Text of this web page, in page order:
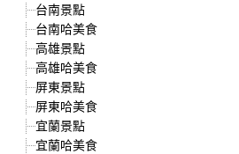
台南景點
台南哈美食
高雄景點
高雄哈美食
屏東景點
屏東哈美食
宜蘭景點
宜蘭哈美食